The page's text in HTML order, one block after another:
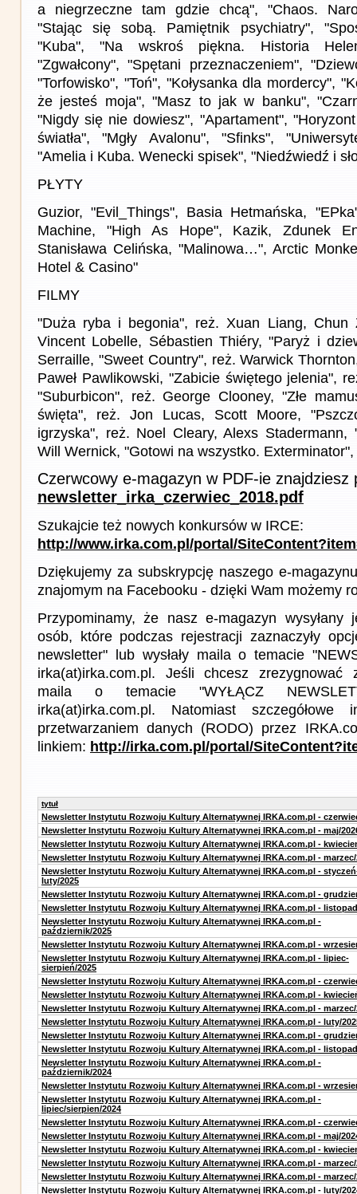
a niegrzeczne tam gdzie chcą", "Chaos.
"Stając się sobą. Pamiętnik psychiatry",
"Kuba", "Na wskroś piękna. Historia
"Zgwałcony", "Spętani przeznaczeniem",
"Torfowisko", "Toń", "Kołysanka dla mordercy",
że jesteś moja", "Masz to jak w banku",
"Nigdy się nie dowiesz", "Apartament",
światła", "Mgły Avalonu", "Sfinks",
"Amelia i Kuba. Wenecki spisek", "Niedźwiedź i
PŁYTY
Guzior, "Evil_Things", Basia Hetmańska,
Machine, "High As Hope", Kazik, Zdunek
Stanisława Celińska, "Malinowa…", Arctic
Hotel & Casino"
FILMY
"Duża ryba i begonia", reż. Xuan Liang, Chun
Vincent Lobelle, Sébastien Thiéry, "Paryż i
Serraille, "Sweet Country", reż. Warwick
Paweł Pawlikowski, "Zabicie świętego jelenia",
"Suburbicon", reż. George Clooney, "Złe
święta", reż. Jon Lucas, Scott Moore,
igrzyska", reż. Noel Cleary, Alexs Stadermann,
Will Wernick, "Gotowi na wszystko. Exterminator",
Czerwcowy e-magazyn w PDF-ie znajdziesz
newsletter_irka_czerwiec_2018.pdf
Szukajcie też nowych konkursów w IRCE:
http://www.irka.com.pl/portal/
Dziękujemy za subskrypcję naszego e-
znajomym na Facebooku - dzięki Wam możemy
Przypominamy, że nasz e-magazyn
osób, które podczas rejestracji zaznaczyły
newsletter" lub wysłały maila o temacie
irka(at)irka.com.pl. Jeśli chcesz zrezygnować
maila o temacie "WYŁĄCZ
irka(at)irka.com.pl. Natomiast szczegółowe
przetwarzaniem danych (RODO) przez
linkiem: http://irka.com.pl/portal/
tytuł
Newsletter Instytutu Rozwoju Kultury Alternatywnej IRKA.com.pl -
Newsletter Instytutu Rozwoju Kultury Alternatywnej IRKA.com.pl - maj/
Newsletter Instytutu Rozwoju Kultury Alternatywnej IRKA.com.pl -
Newsletter Instytutu Rozwoju Kultury Alternatywnej IRKA.com.pl - marzec/
Newsletter Instytutu Rozwoju Kultury Alternatywnej IRKA.com.pl -
luty/2025
Newsletter Instytutu Rozwoju Kultury Alternatywnej IRKA.com.pl -
Newsletter Instytutu Rozwoju Kultury Alternatywnej IRKA.com.pl -
Newsletter Instytutu Rozwoju Kultury Alternatywnej IRKA.com.pl -
październik/2025
Newsletter Instytutu Rozwoju Kultury Alternatywnej IRKA.com.pl -
Newsletter Instytutu Rozwoju Kultury Alternatywnej IRKA.com.pl - lipiec-
sierpień/2025
Newsletter Instytutu Rozwoju Kultury Alternatywnej IRKA.com.pl -
Newsletter Instytutu Rozwoju Kultury Alternatywnej IRKA.com.pl -
Newsletter Instytutu Rozwoju Kultury Alternatywnej IRKA.com.pl - marzec/
Newsletter Instytutu Rozwoju Kultury Alternatywnej IRKA.com.pl - luty/
Newsletter Instytutu Rozwoju Kultury Alternatywnej IRKA.com.pl -
Newsletter Instytutu Rozwoju Kultury Alternatywnej IRKA.com.pl -
Newsletter Instytutu Rozwoju Kultury Alternatywnej IRKA.com.pl -
październik/2024
Newsletter Instytutu Rozwoju Kultury Alternatywnej IRKA.com.pl -
Newsletter Instytutu Rozwoju Kultury Alternatywnej IRKA.com.pl -
lipiec/sierpien/2024
Newsletter Instytutu Rozwoju Kultury Alternatywnej IRKA.com.pl -
Newsletter Instytutu Rozwoju Kultury Alternatywnej IRKA.com.pl - maj/
Newsletter Instytutu Rozwoju Kultury Alternatywnej IRKA.com.pl -
Newsletter Instytutu Rozwoju Kultury Alternatywnej IRKA.com.pl - marzec/
Newsletter Instytutu Rozwoju Kultury Alternatywnej IRKA.com.pl - marzec/
Newsletter Instytutu Rozwoju Kultury Alternatywnej IRKA.com.pl - luty/